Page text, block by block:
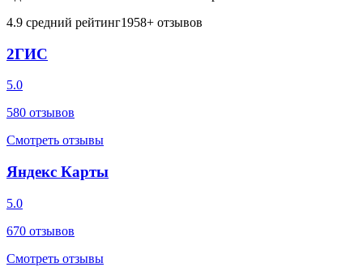
4.9 средний рейтинг1958+ отзывов
2ГИС
5.0
580 отзывов
Смотреть отзывы
Яндекс Карты
5.0
670 отзывов
Смотреть отзывы